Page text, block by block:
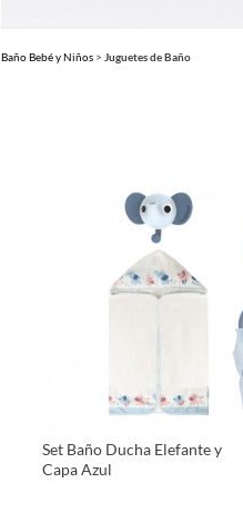
Baño Bebé y Niños > Juguetes de Baño
Set Baño Ducha Elefante y
Capa Azul